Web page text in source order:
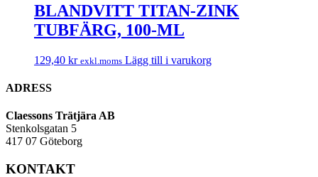
BLANDVITT TITAN-ZINK
TUBFÄRG, 100-ML
129,40 kr exkl.moms Lägg till i varukorg
ADRESS
Claessons Trätjära AB
Stenkolsgatan 5
417 07 Göteborg
KONTAKT